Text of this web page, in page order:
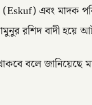
এবং মাদক
রশিদ বাদী হয়ে
বলে জানিয়েছে